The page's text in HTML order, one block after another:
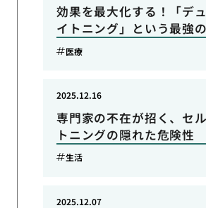
効果を最大化する！「デ
イトニング」という最強
医療
専門家の不在が招く、セ
トニングの隠れた危険性
2025.12.16
生活
2025.12.07